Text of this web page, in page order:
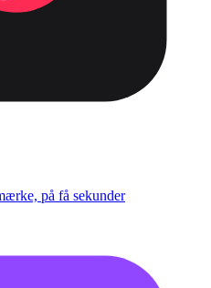
på få sekunder